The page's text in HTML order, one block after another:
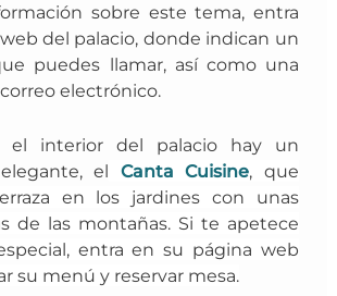
sobre este tema, entra
del palacio, donde indican un
puedes llamar, así como una
electrónico.
el interior del palacio hay un
el Canta Cuisine, que
en los jardines con unas
de las montañas. Si te apetece
entra en su página web
su menú y reservar mesa.